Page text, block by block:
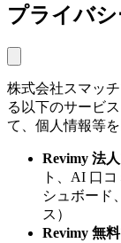
プライバ
株式会社スマッ
る以下のサービ
て、個人情報等
Revimy 法
ト、AI 口
シュボード
ス）
Revimy 無